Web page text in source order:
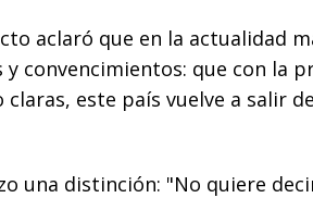
aclaró que en la actualidad
convencimientos: que con la
claras, este país vuelve a salir
una distinción: "No quiere